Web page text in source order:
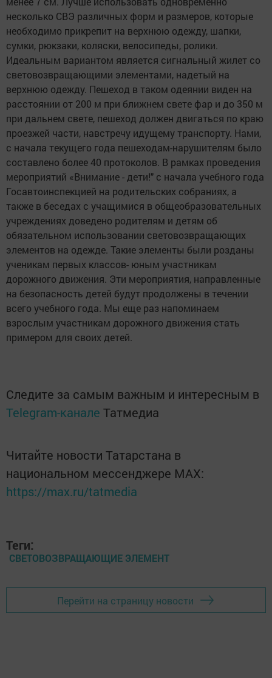
несколько СВЭ различных форм и размеров, которые
необходимо прикрепит на верхнюю одежду, шапки,
сумки, рюкзаки, коляски, велосипеды, ролики.
Идеальным вариантом является сигнальный жилет со
световозвращающими элементами, надетый на
верхнюю одежду. Пешеход в таком одеянии виден на
расстоянии от 200 м при ближнем свете фар и до 350 м
при дальнем свете, пешеход должен двигаться по краю
проезжей части, навстречу идущему транспорту. Нами,
с начала текущего года пешеходам-нарушителям было
составлено более 40 протоколов. В рамках проведения
мероприятий «Внимание - дети!" с начала учебного года
Госавтоинспекцией на родительских собраниях, а
также в беседах с учащимися в общеобразовательных
учреждениях доведено родителям и детям об
обязательном использовании световозвращающих
элементов на одежде. Такие элементы были розданы
ученикам первых классов- юным участникам
дорожного движения. Эти мероприятия, направленные
на безопасность детей будут продолжены в течении
всего учебного года. Мы еще раз напоминаем
взрослым участникам дорожного движения стать
примером для своих детей.
Следите за самым важным и интересным в
Telegram-канале Татмедиа
Читайте новости Татарстана в
национальном мессенджере MАХ:
https://max.ru/tatmedia
Теги:
СВЕТОВОЗВРАЩАЮЩИЕ ЭЛЕМЕНТ
Перейти на страницу новости